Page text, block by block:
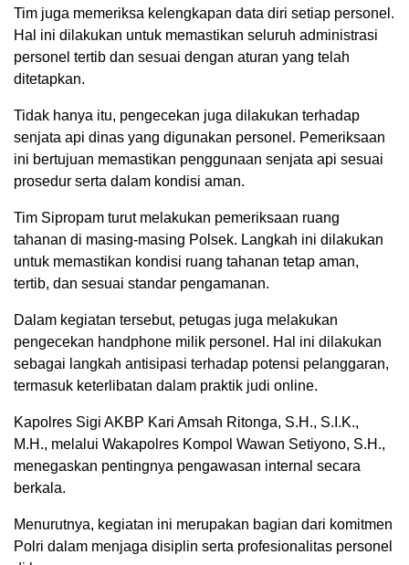
Tim juga memeriksa kelengkapan data diri setiap personel.
Hal ini dilakukan untuk memastikan seluruh administrasi
personel tertib dan sesuai dengan aturan yang telah
ditetapkan.
Tidak hanya itu, pengecekan juga dilakukan terhadap
senjata api dinas yang digunakan personel. Pemeriksaan
ini bertujuan memastikan penggunaan senjata api sesuai
prosedur serta dalam kondisi aman.
Tim Sipropam turut melakukan pemeriksaan ruang
tahanan di masing-masing Polsek. Langkah ini dilakukan
untuk memastikan kondisi ruang tahanan tetap aman,
tertib, dan sesuai standar pengamanan.
Dalam kegiatan tersebut, petugas juga melakukan
pengecekan handphone milik personel. Hal ini dilakukan
sebagai langkah antisipasi terhadap potensi pelanggaran,
termasuk keterlibatan dalam praktik judi online.
Kapolres Sigi AKBP Kari Amsah Ritonga, S.H., S.I.K.,
M.H., melalui Wakapolres Kompol Wawan Setiyono, S.H.,
menegaskan pentingnya pengawasan internal secara
berkala.
Menurutnya, kegiatan ini merupakan bagian dari komitmen
Polri dalam menjaga disiplin serta profesionalitas personel